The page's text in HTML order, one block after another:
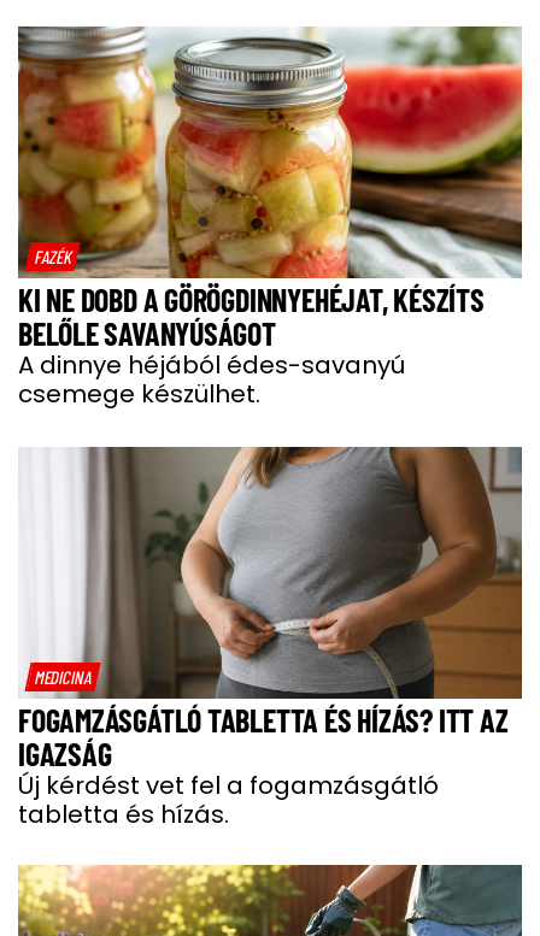
FAZÉK
KI NE DOBD A GÖRÖGDINNYEHÉJAT, KÉSZÍTS
BELŐLE SAVANYÚSÁGOT
A dinnye héjából édes-savanyú
csemege készülhet.
MEDICINA
FOGAMZÁSGÁTLÓ TABLETTA ÉS HÍZÁS? ITT AZ
IGAZSÁG
Új kérdést vet fel a fogamzásgátló
tabletta és hízás.